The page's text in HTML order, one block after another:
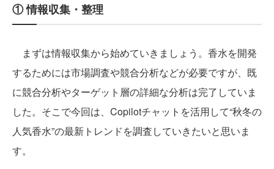
① 情報収集・整理
まずは情報収集から始めていきましょう。香水を開発
するためには市場調査や競合分析などが必要ですが、既
に競合分析やターゲット層の詳細な分析は完了していま
した。そこで今回は、Copilotチャットを活用して“秋冬の
人気香水”の最新トレンドを調査していきたいと思いま
す。